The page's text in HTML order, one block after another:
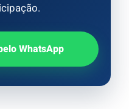
WhatsApp